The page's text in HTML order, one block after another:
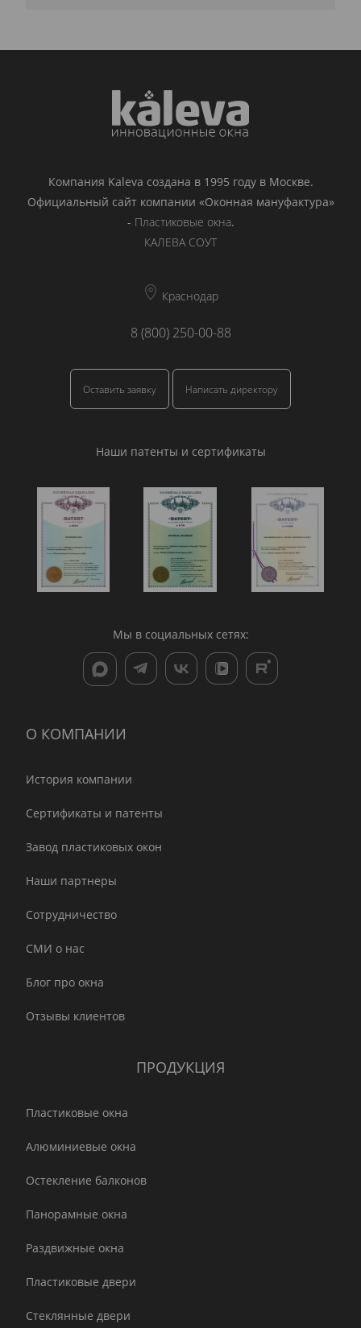
Компания Kaleva создана в 1995 году в Москве.
Официальный сайт компании «Оконная мануфактура»
- Пластиковые окна.
КАЛЕВА СОУТ
Краснодар
8 (800) 250-00-88
Оставить заявку Написать директору
Наши патенты и сертификаты
Мы в социальных сетях:
О КОМПАНИИ
История компании
Сертификаты и патенты
Завод пластиковых окон
Наши партнеры
Сотрудничество
СМИ о нас
Блог про окна
Отзывы клиентов
ПРОДУКЦИЯ
Пластиковые окна
Алюминиевые окна
Остекление балконов
Панорамные окна
Раздвижные окна
Пластиковые двери
Стеклянные двери